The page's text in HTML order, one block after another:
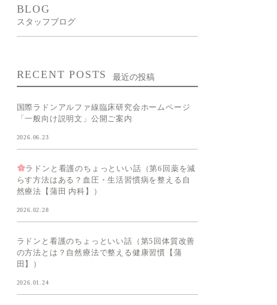
BLOG
スタッフブログ
RECENT POSTS 最近の投稿
国際ラドンアルファ線臨床研究会ホームページ
「一般向け説明文」公開ご案内
2026.06.23
ラドンと看護のちょっといい話（第6回薬を減
らす方法はある？血圧・生活習慣病を整える自
然療法【蒲田 内科】）
2026.02.28
ラドンと看護のちょっといい話（第5回体質改善
の方法とは？自然療法で整える健康習慣【蒲
田】）
2026.01.24